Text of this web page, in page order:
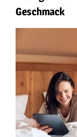
Geschmack